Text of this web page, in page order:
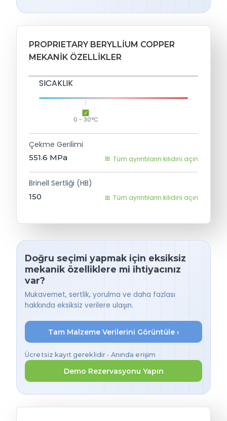
PROPRIETARY BERYLLIUM COPPER
MEKANIK ÖZELLIKLER
SICAKLIK
0 - 30°C
Çekme Gerilimi
551.6 MPa Tüm ayrıntıların kilidini açın
Brinell Sertliği (HB)
150 Tüm ayrıntıların kilidini açın
Doğru seçimi yapmak için eksiksiz
mekanik özelliklere mi ihtiyacınız
var?
Mukavemet, sertlik, yorulma ve daha fazlası
hakkında eksiksiz verilere ulaşın.
Tam Malzeme Verilerini Görüntüle ›
Ücretsiz kayıt gereklidir • Anında erişim
Demo Rezervasyonu Yapın